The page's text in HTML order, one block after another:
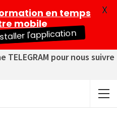
pour nous suivre
en temps
mobile
l'application
X